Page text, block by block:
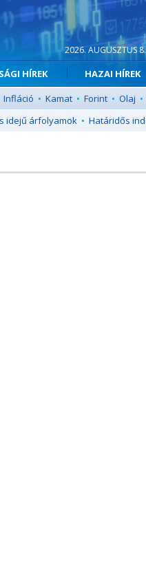
2026. AUGUSZTUS
HÍREK HAZAI HÍREK
Infláció • Kamat • Forint • Olaj •
idejű árfolyamok • Határidős